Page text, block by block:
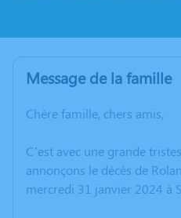
Message de la famille
Chère famille, chers amis,
C’est avec une grande
annonçons le décès de
mercredi 31 janvier 2024 à